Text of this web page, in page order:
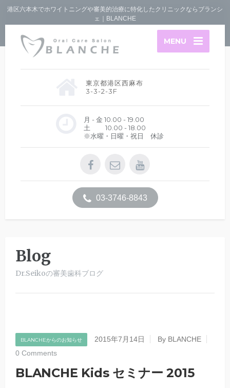
港区六本木でホワイトニングや審美的治療に特化したクリニックならブランシ
ェ｜BLANCHE
MENU
東京都港区西麻布
3-3-2-3F
月 - 金 10.00 - 19.00
土 10.00 - 18.00
※水曜・日曜・祝日 休診
03-3746-8843
Blog
Dr.Seikoの審美歯科ブログ
BLANCHEからのお知らせ 2015年7月14日
By BLANCHE
0 Comments
BLANCHE Kids セミナー 2015